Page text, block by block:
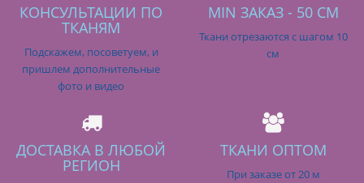
КОНСУЛЬТАЦИИ ПО
ТКАНЯМ
Подскажем, посоветуем, и
пришлем дополнительные
фото и видео
MIN ЗАКАЗ - 50 СМ
Ткани отрезаются с шагом 10
см
ДОСТАВКА В ЛЮБОЙ
РЕГИОН
ТКАНИ ОПТОМ
При заказе от 20 м